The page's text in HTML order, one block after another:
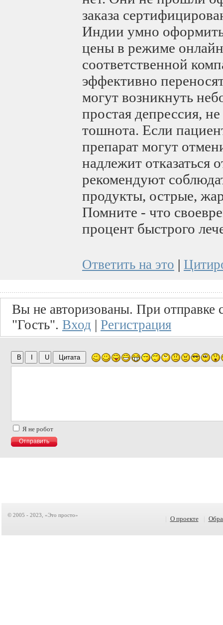
заказа
Индии умно оформить
цены в режиме
соответственной
эффективно
могут возникнуть
простая депрессия,
тошнота. Если
препарат могут
надлежит отказаться
рекомендуют
продукты, острые,
Помните - что
процент быстрого
Ответить на это |
Вы не авторизованы. При отправке
"Гость". Вход | Регистрация
Я не робот
© 2005 - 2023, «Это просто» О проекте